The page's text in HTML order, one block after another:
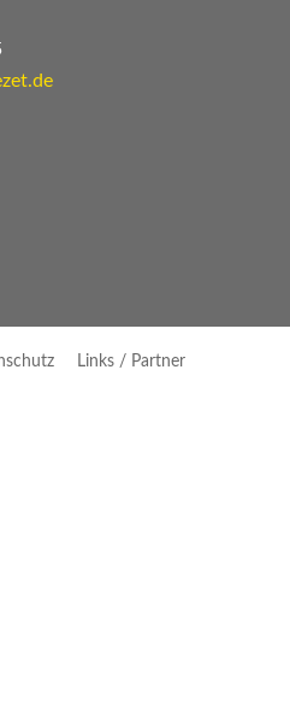
Links / Partner